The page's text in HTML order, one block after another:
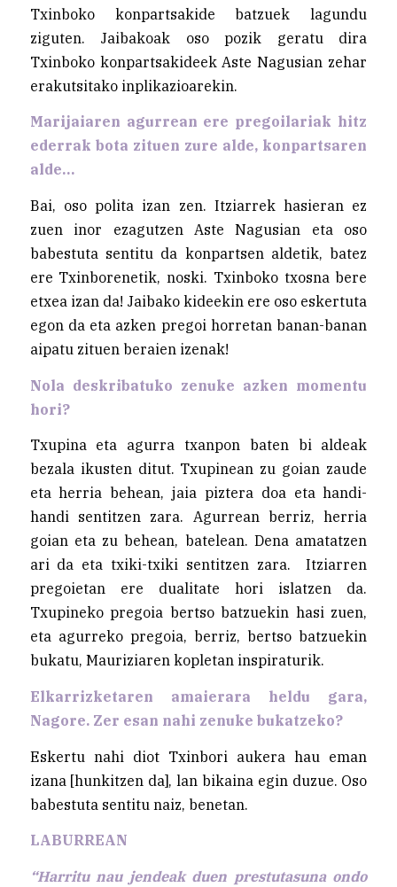
Txinboko konpartsakide batzuek lagundu
ziguten. Jaibakoak oso pozik geratu dira
Txinboko konpartsakideek Aste Nagusian zehar
erakutsitako inplikazioarekin.
Marijaiaren agurrean ere pregoilariak hitz
ederrak bota zituen zure alde, konpartsaren
alde…
Bai, oso polita izan zen. Itziarrek hasieran ez
zuen inor ezagutzen Aste Nagusian eta oso
babestuta sentitu da konpartsen aldetik, batez
ere Txinborenetik, noski. Txinboko txosna bere
etxea izan da! Jaibako kideekin ere oso eskertuta
egon da eta azken pregoi horretan banan-banan
aipatu zituen beraien izenak!
Nola deskribatuko zenuke azken momentu
hori?
Txupina eta agurra txanpon baten bi aldeak
bezala ikusten ditut. Txupinean zu goian zaude
eta herria behean, jaia piztera doa eta handi-
handi sentitzen zara. Agurrean berriz, herria
goian eta zu behean, batelean. Dena amatatzen
ari da eta txiki-txiki sentitzen zara. Itziarren
pregoietan ere dualitate hori islatzen da.
Txupineko pregoia bertso batzuekin hasi zuen,
eta agurreko pregoia, berriz, bertso batzuekin
bukatu, Mauriziaren kopletan inspiraturik.
Elkarrizketaren amaierara heldu gara,
Nagore. Zer esan nahi zenuke bukatzeko?
Eskertu nahi diot Txinbori aukera hau eman
izana [hunkitzen da], lan bikaina egin duzue. Oso
babestuta sentitu naiz, benetan.
LABURREAN
“Harritu nau jendeak duen prestutasuna ondo